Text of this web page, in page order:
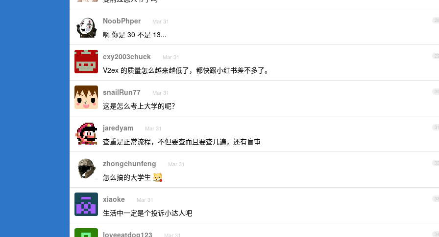
28
NoobPhper Mar 31
啊 你是 30 不是 13...
29
cxy2003chuck Mar 31
V2ex 的质量怎么越来越低了，都快跟小红书差不多了。
30
snailRun77 Mar 31
这是怎么考上大学的呢？
31
jaredyam Mar 31
查重是正常流程，不但要查而且要查几遍，还有盲审
32
zhongchunfeng Mar 31
怎么搞的大学生
33
xiaoke Mar 31
生活中一定是个投诉小达人吧
34
loveeatdog123 Mar 31